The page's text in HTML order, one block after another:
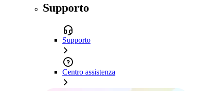
Supporto
Supporto
Centro assistenza